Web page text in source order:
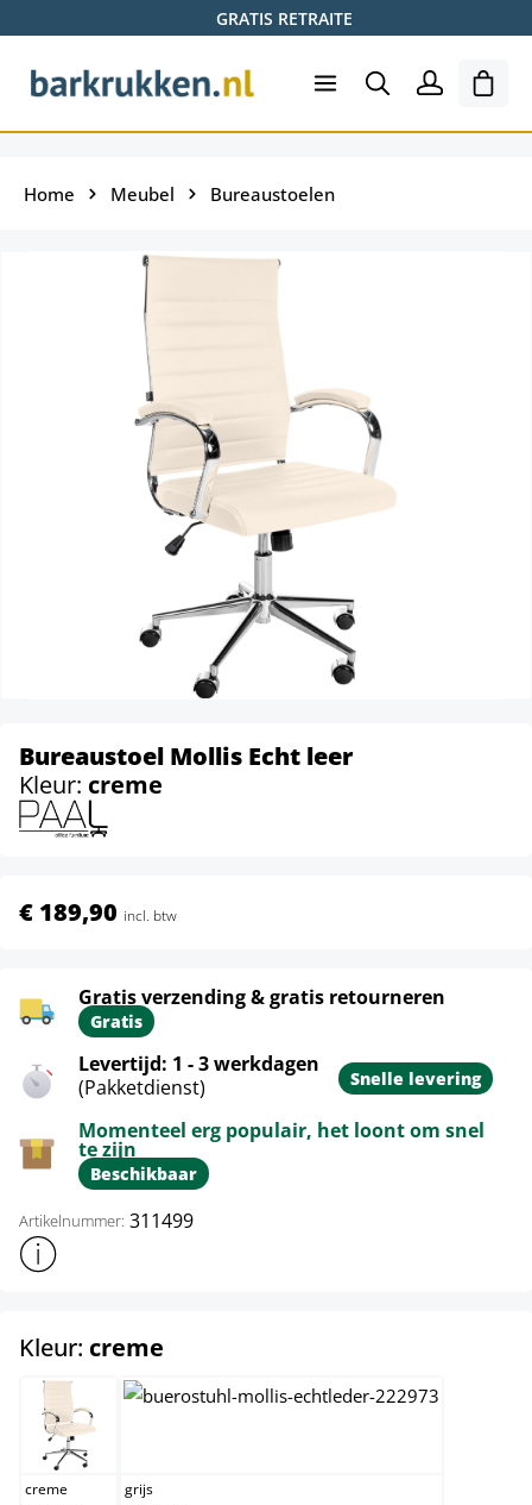
GRATIS RETRAITE
Home Meubel Bureaustoelen
Bureaustoel Mollis Echt leer
Kleur: creme
€ 189,90 incl. btw
Gratis verzending & gratis retourneren
Gratis
Levertijd: 1 - 3 werkdagen
(Pakketdienst)
Snelle levering
Momenteel erg populair, het loont om snel
te zijn
Beschikbaar
Artikelnummer: 311499
Toon meer productinformatie
Kleur: creme
creme
creme
grijs